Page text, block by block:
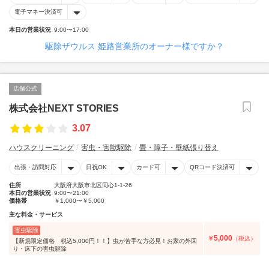
電子マネー決済可
本日の営業状況 9:00〜17:00
駆除ザウルス 姫路営業所のオーナー様ですか？
店舗公式
株式会社NEXT STORIES
3.07
ハウスクリーニング 害虫・害獣駆除 畳・障子・壁紙張り替え
出張・訪問対応 日祝OK カード可 QRコード決済可
住所
大阪府大阪市北区同心1-1-26
本日の営業状況 9:00〜21:00
価格帯
￥1,000〜￥5,000
主な料金・サービス
害虫駆除
【新規限定価格 税込5,000円！！】虫が苦手な方必見！お家の外回
り・床下の害虫駆除
￥5,000 （税込）